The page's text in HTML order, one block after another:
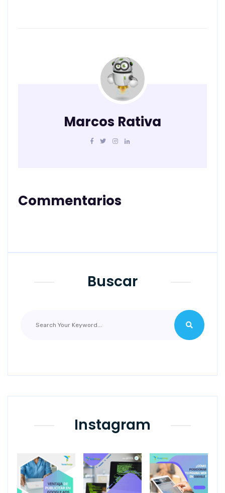
Marcos Rativa
Commentarios
Buscar
Instagram